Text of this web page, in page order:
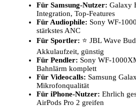
Für Samsung-Nutzer: Galaxy
Integration, Top-Features
Für Audiophile: Sony WF-
stärkstes ANC
Für Sportler: ⭐ JBL Wave
Akkulaufzeit, günstig
Für Pendler: Sony WF-
Bahnlärm komplett
Für Videocalls: Samsung
Mikrofonqualität
Für iPhone-Nutzer: Ehrlich
AirPods Pro 2 greifen